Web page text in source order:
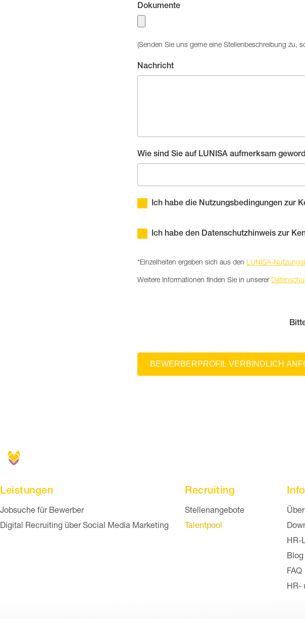
Dokumente
(Senden Sie uns gerne eine Stellenbeschreibung zu,
Nachricht
Wie sind Sie auf LUNISA aufmerksam
Ich habe die Nutzungsbedingungen zur
Ich habe den Datenschutzhinweis zur
*Einzelheiten ergeben sich aus den LUNISA-
Weitere Informationen finden Sie in unserer
BEWERBERPROFIL VERBINDLICH
Leistungen
Navigation überspringen
Jobsuche für Bewerber
Digital Recruiting über Social Media Marketing
Recruiting
Navigation überspringen
Stellenangebote
Talentpool
HR-
Blog
FAQ
HR-